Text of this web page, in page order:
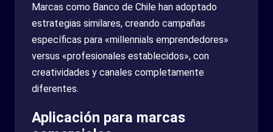
Marcas como Banco de Chile han adoptado
estrategias similares, creando campañas
específicas para «millennials emprendedores»
versus «profesionales establecidos», con
creatividades y canales completamente
diferentes.
Aplicación para marcas